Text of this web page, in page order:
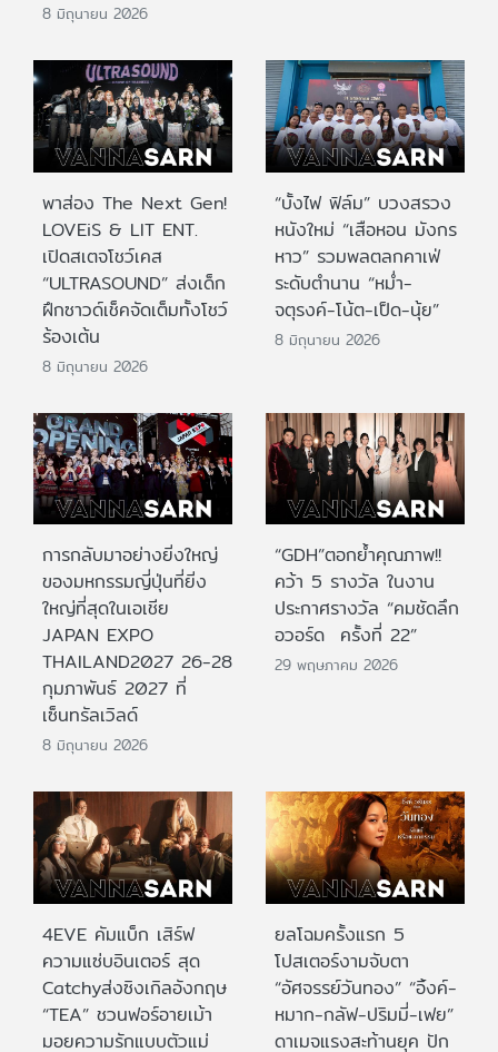
8 มิถุนายน 2026
พาส่อง The Next Gen!
LOVEiS & LIT ENT.
เปิดสเตจโชว์เคส
“ULTRASOUND” ส่งเด็ก
ฝึกซาวด์เช็คจัดเต็มทั้งโชว์
ร้องเต้น
8 มิถุนายน 2026
“บั้งไฟ ฟิล์ม” บวงสรวง
หนังใหม่ “เสือหอน มังกร
หาว” รวมพลตลกคาเฟ่
ระดับตำนาน “หม่ำ-
จตุรงค์-โน้ต-เป็ด-นุ้ย”
8 มิถุนายน 2026
การกลับมาอย่างยิ่งใหญ่
ของมหกรรมญี่ปุ่นที่ยิ่ง
ใหญ่ที่สุดในเอเชีย
JAPAN EXPO
THAILAND2027 26-28
กุมภาพันธ์ 2027 ที่
เซ็นทรัลเวิลด์
8 มิถุนายน 2026
“GDH”ตอกย้ำคุณภาพ!!
คว้า 5 รางวัล ในงาน
ประกาศรางวัล “คมชัดลึก
อวอร์ด ครั้งที่ 22”
29 พฤษภาคม 2026
4EVE คัมแบ็ก เสิร์ฟ
ความแซ่บอินเตอร์ สุด
Catchyส่งซิงเกิลอังกฤษ
“TEA” ชวนฟอร์อายเม้า
มอยความรักแบบตัวแม่
ยลโฉมครั้งแรก 5
โปสเตอร์งามจับตา
“อัศจรรย์วันทอง” “อิ้งค์-
หมาก-กลัฟ-ปริมมี่-เฟย”
ดาเมจแรงสะท้านยุค ปัก